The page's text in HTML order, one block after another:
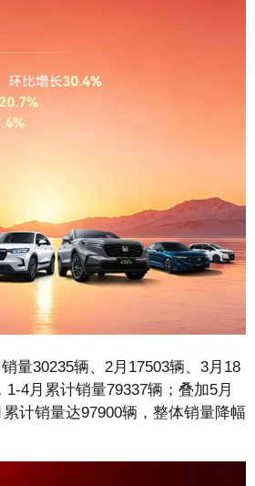
量30235辆、2月17503辆、3月18
1-4月累计销量79337辆；叠加5月
计销量达97900辆，整体销量降幅